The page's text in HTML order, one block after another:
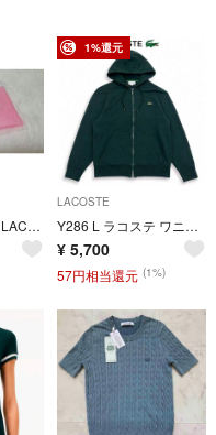
新品★ラコステ（LACOSTE）ILLIT（アイリット）コラボ ノベルティ クリ
1%還元
LACOSTE
Y286 L ラコステ ワニロゴワッペン きれいめ スウェット パーカー メンズ
¥ 5,700
57円相当還元 (1%)